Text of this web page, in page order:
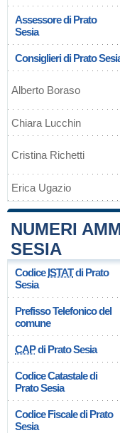
Assessore di Prato
Sesia
Consiglieri di Prato
Alberto Boraso
Chiara Lucchin
Cristina Richetti
Erica Ugazio
NUMERI
SESIA
CodiceISTATdi Prato
Sesia
Prefisso Telefonico del
comune
CAPdi Prato Sesia
Codice Catastale di
Prato Sesia
Codice Fiscale di Prato
Sesia